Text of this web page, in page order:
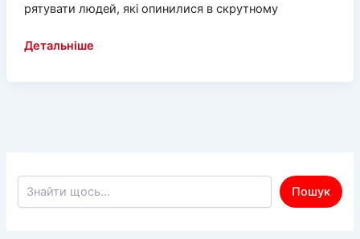
рятувати людей, які опинилися в скрутному
Вдалося
Детальніше
Пошук по сайту
Пошук